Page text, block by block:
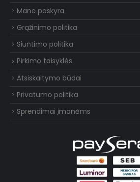
Mano paskyra
Grąžinimo politika
Siuntimo politika
Pirkimo taisyklės
Atsiskaitymo būdai
Privatumo politika
Sprendimai įmonėms